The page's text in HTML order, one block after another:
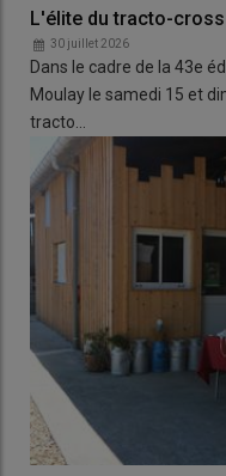
L'élite du tracto-
30 juillet 2026
Dans le cadre de la 43e
Moulay le samedi 15 et
tracto…